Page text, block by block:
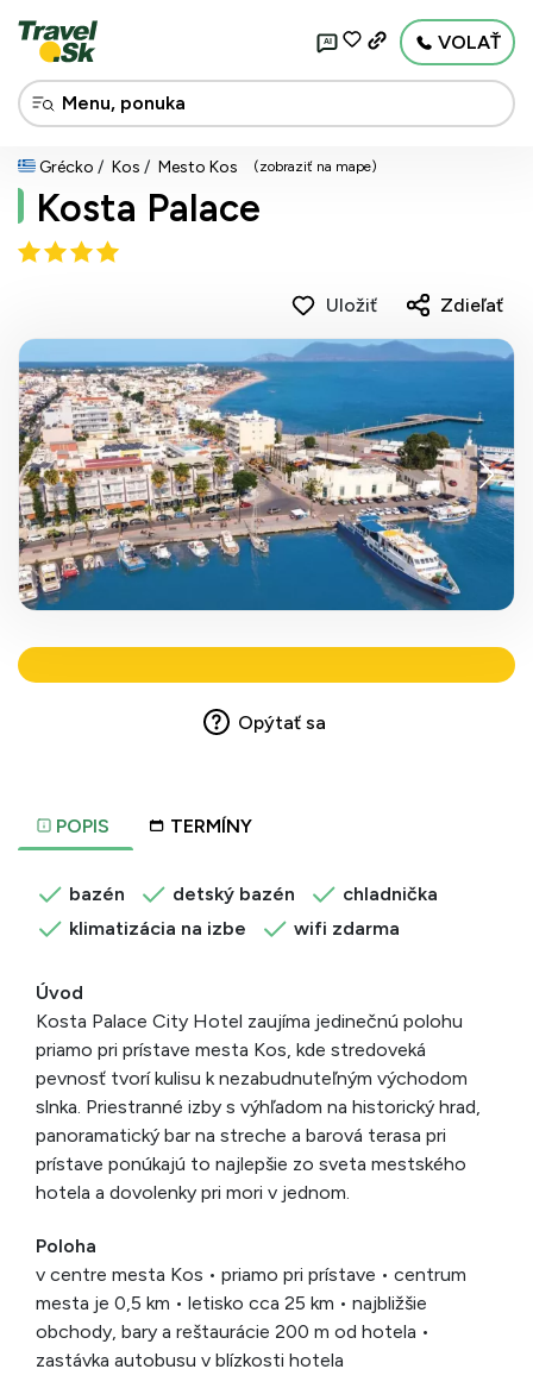
AI VOLAŤ
Grécko Kos Mesto Kos (zobraziť na mape)
Kosta Palace
Uložiť Zdieľať
POPIS TERMÍNY
bazén detský bazén
chladnička
klimatizácia na izbe
wifi zdarma
Úvod
Kosta Palace City Hotel zaujíma jedinečnú polohu
priamo pri prístave mesta Kos, kde stredoveká
pevnosť tvorí kulisu k nezabudnuteľným východom
slnka. Priestranné izby s výhľadom na historický hrad,
panoramatický bar na streche a barová terasa pri
prístave ponúkajú to najlepšie zo sveta mestského
hotela a dovolenky pri mori v jednom.
Poloha
v centre mesta Kos • priamo pri prístave • centrum
mesta je 0,5 km • letisko cca 25 km • najbližšie
obchody, bary a reštaurácie 200 m od hotela •
zastávka autobusu v blízkosti hotela
Opýtať sa